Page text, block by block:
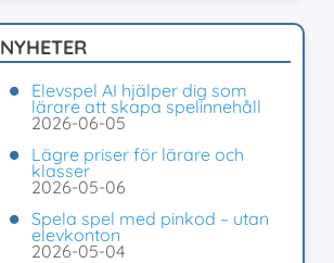
NYHETER
Elevspel AI hjälper dig som
lärare att skapa spelinnehåll
2026-06-05
Lägre priser för lärare och
klasser
2026-05-06
Spela spel med pinkod – utan
elevkonton
2026-05-04